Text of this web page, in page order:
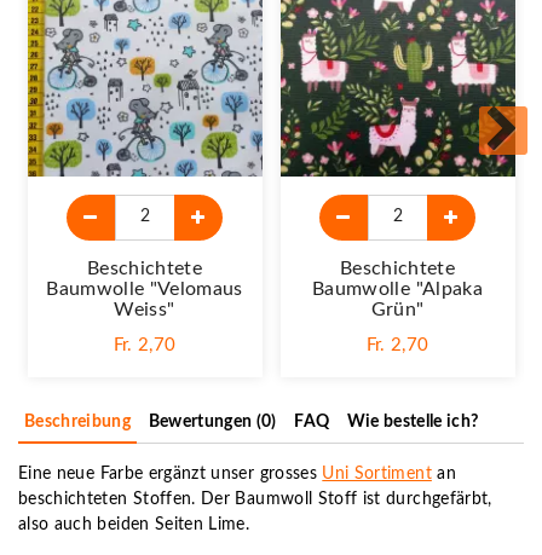
Beschichtete
Baumwolle "Velomaus
Weiss"
Fr. 2,70
Beschichtete
Baumwolle "Alpaka
Grün"
Fr. 2,70
Beschreibung Bewertungen (0) FAQ Wie bestelle ich?
Eine neue Farbe ergänzt unser grosses Uni Sortimentan
beschichteten Stoffen. Der Baumwoll Stoff ist durchgefärbt,
also auch beiden Seiten Lime.